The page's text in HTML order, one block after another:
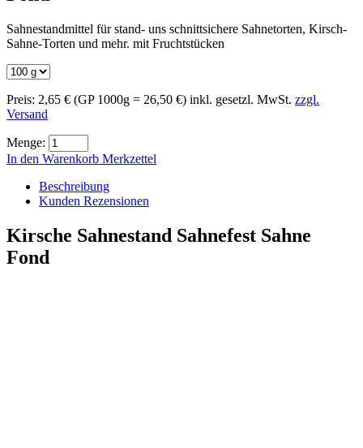
Sahnestandmittel für stand- uns schnittsichere Sahnetorten, Kirsch-
Sahne-Torten und mehr. mit Fruchtstücken
Preis: 2,65 € (GP 1000g = 26,50 €) inkl. gesetzl. MwSt. zzgl.
Versand
Menge:
In den Warenkorb Merkzettel
Beschreibung
Kunden Rezensionen
Kirsche Sahnestand Sahnefest Sahne
Fond